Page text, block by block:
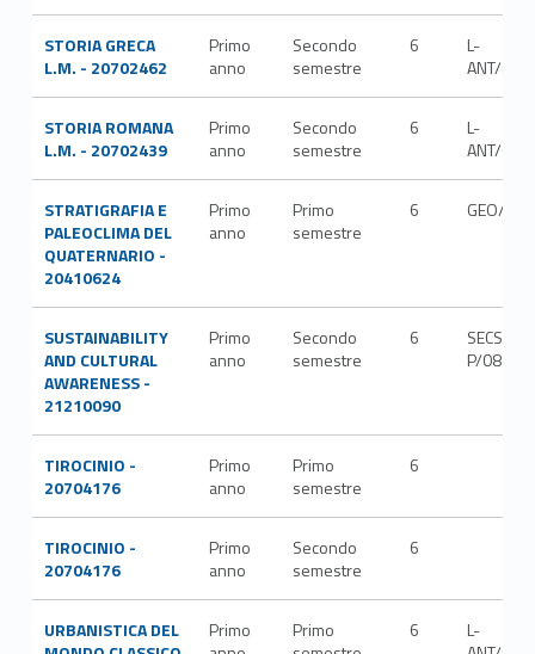
STORIA GRECA
L.M. - 20702462
Primo
anno
Secondo
semestre
6
L-
ANT/02
STORIA ROMANA
L.M. - 20702439
Primo
anno
Secondo
semestre
6
L-
ANT/03
STRATIGRAFIA E
PALEOCLIMA DEL
QUATERNARIO -
20410624
Primo
anno
Primo
semestre
6 GEO/01
SUSTAINABILITY
AND CULTURAL
AWARENESS -
21210090
Primo
anno
Secondo
semestre
6
SECS-
P/08
TIROCINIO -
20704176
Primo
anno
Primo
semestre
6
TIROCINIO -
20704176
Primo
anno
Secondo
semestre
6
URBANISTICA DEL
Primo
Primo
6
L-